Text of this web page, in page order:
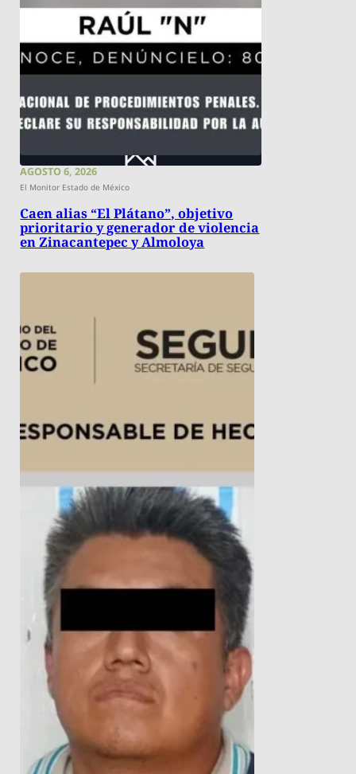
AGOSTO 6, 2026
El Monitor Estado de México
Caen alias “El Plátano”, objetivo
prioritario y generador de violencia
en Zinacantepec y Almoloya